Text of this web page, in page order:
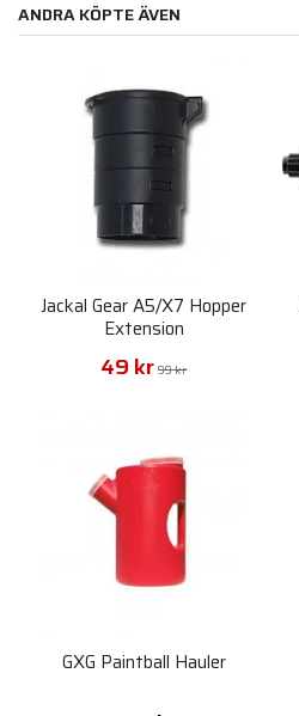
ANDRA KÖPTE ÄVEN
Jackal Gear A5/X7 Hopper
Extension
49 kr 99 kr
GXG Paintball Hauler